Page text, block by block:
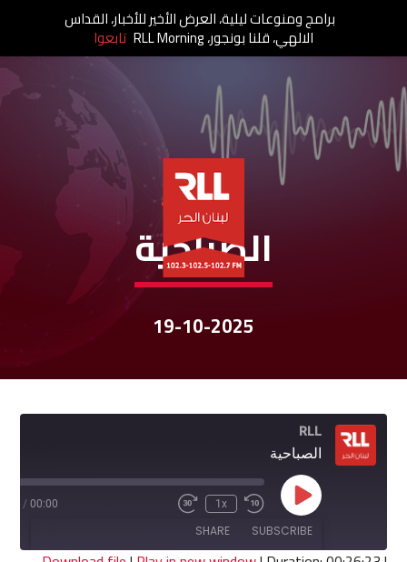
نشرات الأخبار
الصباحية
19-10-2025
RLL
الصباحية
Play
Episode
Rewind
10
Seconds
1x
Fast
seconds
00:00
/
SUBSCRIBE
SHARE
برامج ومنوعات ليلية، العرض الأخير للأخبار، القداس
الالهي، قلنا بونجور، RLL Morning تابعوا